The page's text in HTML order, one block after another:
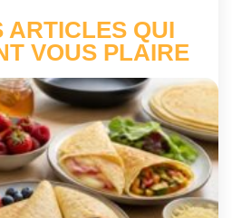
ARTICLES QUI
VOUS PLAIRE